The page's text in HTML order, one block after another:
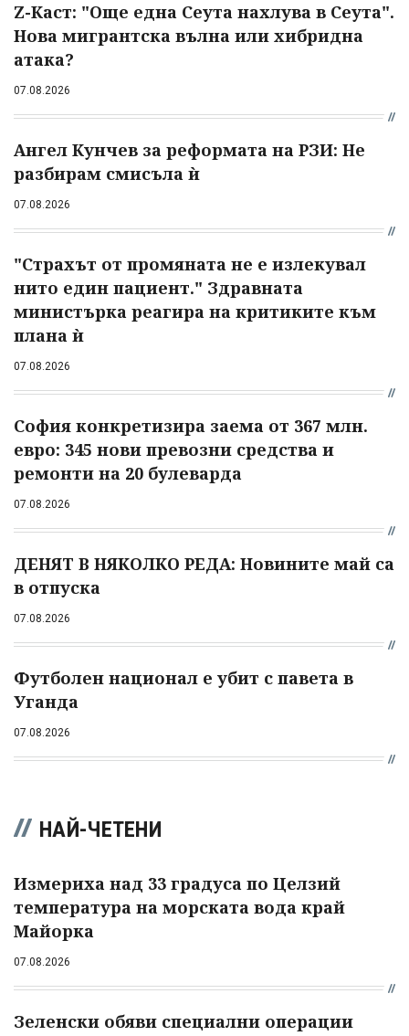
Z-Каст: "Още една Сеута нахлува в Сеута".
Нова мигрантска вълна или хибридна
атака?
07.08.2026
Ангел Кунчев за реформата на РЗИ: Не
разбирам смисъла ѝ
07.08.2026
"Страхът от промяната не е излекувал
нито един пациент." Здравната
министърка реагира на критиките към
плана ѝ
07.08.2026
София конкретизира заема от 367 млн.
евро: 345 нови превозни средства и
ремонти на 20 булеварда
07.08.2026
ДЕНЯТ В НЯКОЛКО РЕДА: Новините май са
в отпуска
07.08.2026
Футболен национал е убит с павета в
Уганда
07.08.2026
НАЙ-ЧЕТЕНИ
Измериха над 33 градуса по Целзий
температура на морската вода край
Майорка
07.08.2026
Зеленски обяви специални операции